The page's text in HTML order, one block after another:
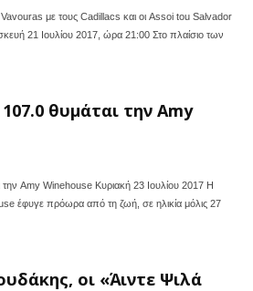
με τους Cadillacs και οι Assoi tou Salvador
21 Ιουλίου 2017, ώρα 21:00 Στο πλαίσιο των
θυμάται την Amy
Amy Winehouse Κυριακή 23 Ιουλίου 2017 Η
έφυγε πρόωρα από τη ζωή, σε ηλικία μόλις 27
οι «Άιντε Ψιλά